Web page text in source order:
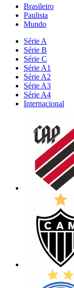
Brasileiro
Paulista
Mundo
Série A
Série B
Série C
Série A1
Série A2
Série A3
Série A4
Internacional